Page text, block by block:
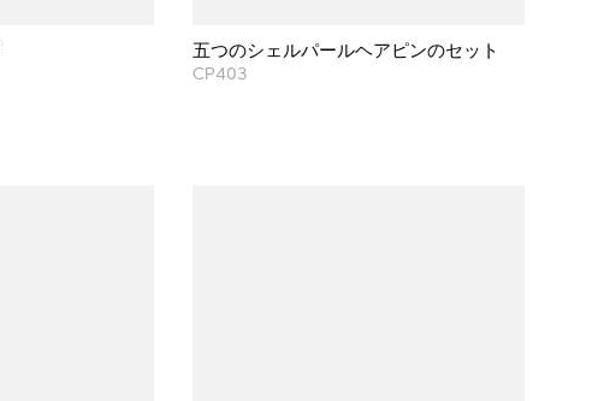
五つのシェルパールヘアピンのセット
CP403